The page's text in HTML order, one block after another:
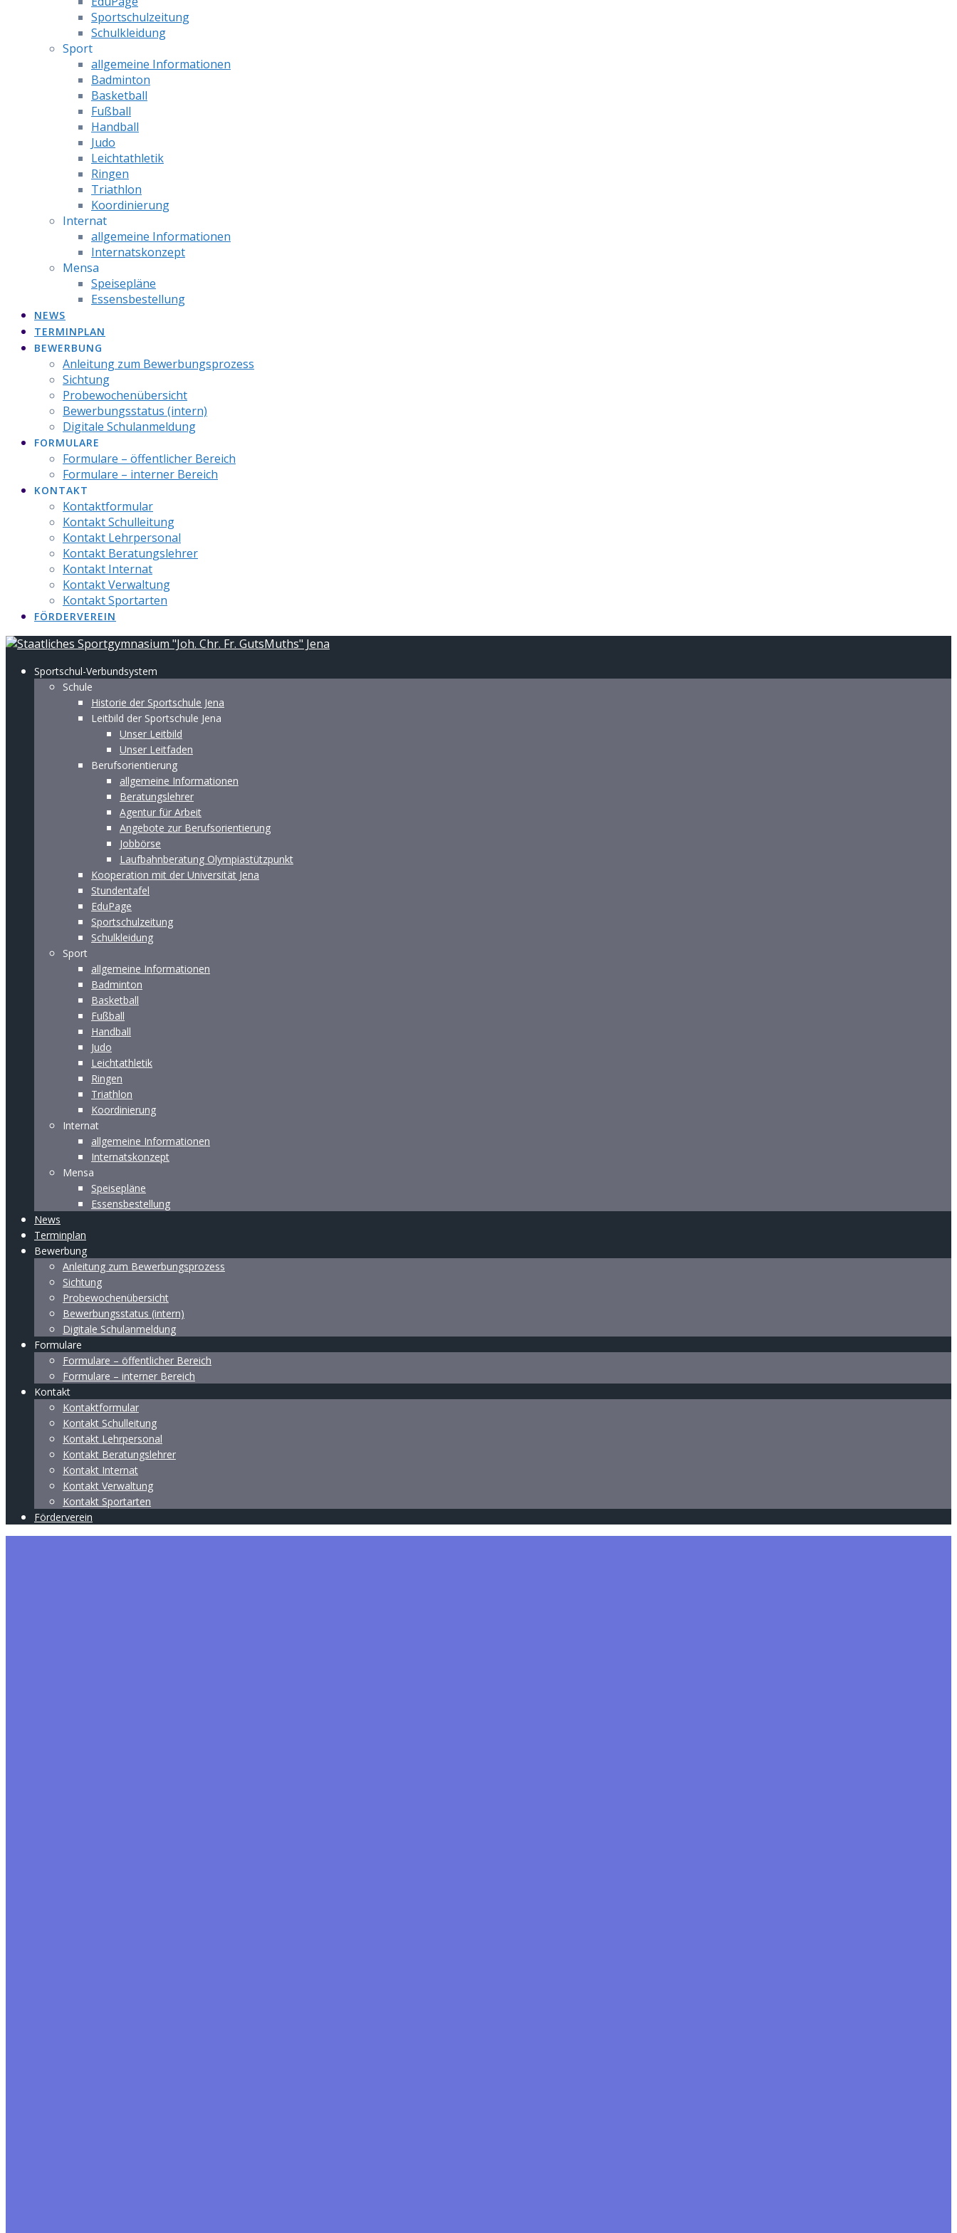
Sportschulzeitung
Schulkleidung
Sport
allgemeine Informationen
Badminton
Basketball
Fußball
Handball
Judo
Leichtathletik
Ringen
Triathlon
Koordinierung
Internat
allgemeine Informationen
Internatskonzept
Mensa
Speisepläne
Essensbestellung
NEWS
TERMINPLAN
BEWERBUNG
Anleitung zum Bewerbungsprozess
Sichtung
Probewochenübersicht
Bewerbungsstatus (intern)
Digitale Schulanmeldung
FORMULARE
Formulare – öffentlicher Bereich
Formulare – interner Bereich
KONTAKT
Kontaktformular
Kontakt Schulleitung
Kontakt Lehrpersonal
Kontakt Beratungslehrer
Kontakt Internat
Kontakt Verwaltung
Kontakt Sportarten
FÖRDERVEREIN
Sportschul-Verbundsystem
Schule
Historie der Sportschule Jena
Leitbild der Sportschule Jena
Unser Leitbild
Unser Leitfaden
Berufsorientierung
allgemeine Informationen
Beratungslehrer
Agentur für Arbeit
Angebote zur Berufsorientierung
Jobbörse
Laufbahnberatung Olympiastützpunkt
Kooperation mit der Universität Jena
Stundentafel
EduPage
Sportschulzeitung
Schulkleidung
Sport
allgemeine Informationen
Badminton
Basketball
Fußball
Handball
Judo
Leichtathletik
Ringen
Triathlon
Koordinierung
Internat
allgemeine Informationen
Internatskonzept
Mensa
Speisepläne
Essensbestellung
News
Terminplan
Bewerbung
Anleitung zum Bewerbungsprozess
Sichtung
Probewochenübersicht
Bewerbungsstatus (intern)
Digitale Schulanmeldung
Formulare
Formulare – öffentlicher Bereich
Formulare – interner Bereich
Kontakt
Kontaktformular
Kontakt Schulleitung
Kontakt Lehrpersonal
Kontakt Beratungslehrer
Kontakt Internat
Kontakt Verwaltung
Kontakt Sportarten
Förderverein